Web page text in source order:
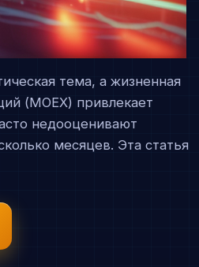
тема, а жизненная
(MOEX) привлекает
недооценивают
месяцев. Эта статья